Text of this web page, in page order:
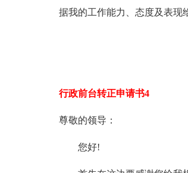
据我的工作能力、态度及表现
行政前台转正申请书4
尊敬的领导：
您好!